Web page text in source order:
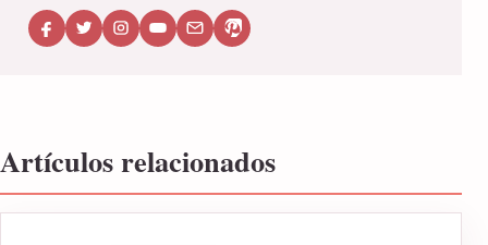
Artículos relacionados